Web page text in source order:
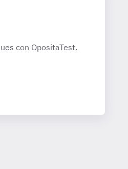
con OpositaTest.